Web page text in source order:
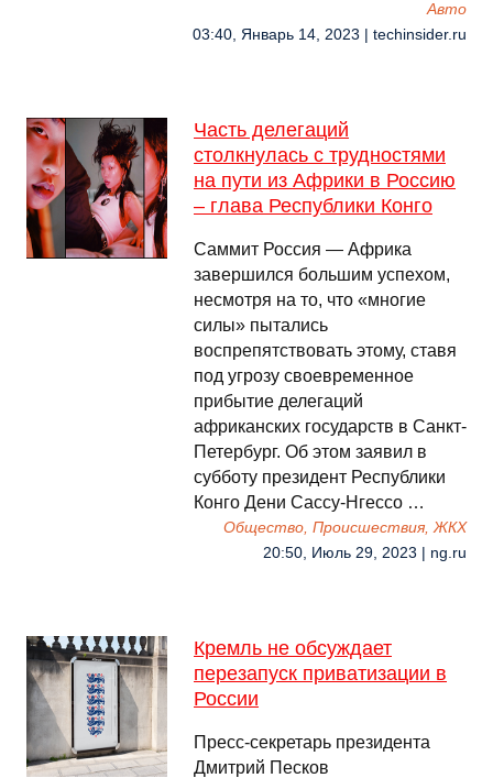
Авто
03:40, Январь 14, 2023 | techinsider.ru
Часть делегаций
столкнулась с трудностями
на пути из Африки в Россию
– глава Республики Конго
Саммит Россия — Африка
завершился большим успехом,
несмотря на то, что «многие
силы» пытались
воспрепятствовать этому, ставя
под угрозу своевременное
прибытие делегаций
африканских государств в Санкт-
Петербург. Об этом заявил в
субботу президент Республики
Конго Дени Сассу-Нгессо …
Общество, Происшествия, ЖКХ
20:50, Июль 29, 2023 | ng.ru
Кремль не обсуждает
перезапуск приватизации в
России
Пресс-секретарь президента
Дмитрий Песков